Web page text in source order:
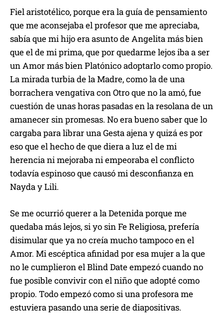
Fiel aristotélico, porque era la guía de pensamiento
que me aconsejaba el profesor que me apreciaba,
sabía que mi hijo era asunto de Angelita más bien
que el de mi prima, que por quedarme lejos iba a ser
un Amor más bien Platónico adoptarlo como propio.
La mirada turbia de la Madre, como la de una
borrachera vengativa con Otro que no la amó, fue
cuestión de unas horas pasadas en la resolana de un
amanecer sin promesas. No era bueno saber que lo
cargaba para librar una Gesta ajena y quizá es por
eso que el hecho de que diera a luz el de mi
herencia ni mejoraba ni empeoraba el conflicto
todavía espinoso que causó mi desconfianza en
Nayda y Lili.
Se me ocurrió querer a la Detenida porque me
quedaba más lejos, si yo sin Fe Religiosa, prefería
disimular que ya no creía mucho tampoco en el
Amor. Mi escéptica afinidad por esa mujer a la que
no le cumplieron el Blind Date empezó cuando no
fue posible convivir con el niño que adopté como
propio. Todo empezó como si una profesora me
estuviera pasando una serie de diapositivas.